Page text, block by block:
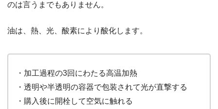
のは言うまでもありません。
油は、熱、光、酸素により酸化します。
・加工過程の3回にわたる高温加熱
・透明や半透明の容器で包装されて光が直撃する
・購入後に開栓して空気に触れる